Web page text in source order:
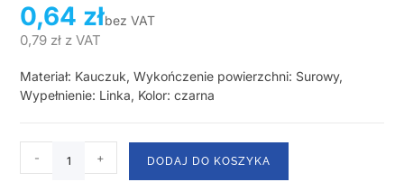
0,64 złbez VAT
0,79 zł z VAT
Materiał: Kauczuk, Wykończenie powierzchni: Surowy,
Wypełnienie: Linka, Kolor: czarna
- + DODAJ DO KOSZYKA